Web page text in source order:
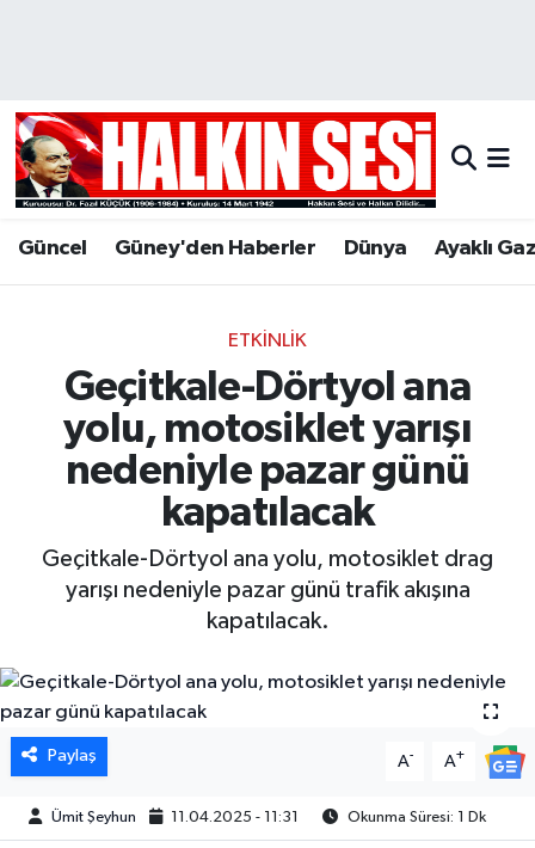
Güncel Güney'den Haberler Dünya Ayaklı
ETKINLIK
Geçitkale-Dörtyol ana
yolu, motosiklet yarışı
nedeniyle pazar günü
kapatılacak
Geçitkale-Dörtyol ana yolu, motosiklet drag
yarışı nedeniyle pazar günü trafik akışına
kapatılacak.
Paylaş A- A+
Ümit Şeyhun 11.04.2025 - 11:31 Okunma Süresi: 1 Dk
Hava Durumu
Trafik Durumu
Son Dakika Haberleri
Haber Arşivi